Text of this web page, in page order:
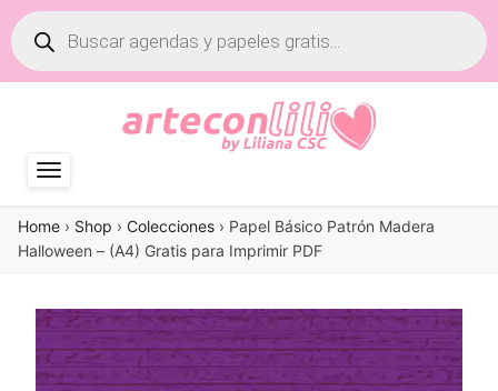
Búsqueda
de
productos
Home › Shop › Colecciones › Papel Básico Patrón Madera
Halloween – (A4) Gratis para Imprimir PDF